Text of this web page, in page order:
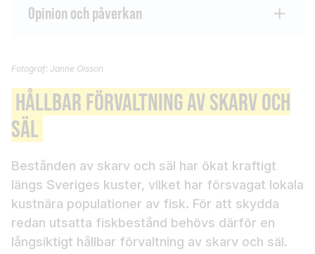
Opinion och påverkan
Fotograf: Janne Olsson
HÅLLBAR FÖRVALTNING AV SKARV OCH
SÄL
Bestånden av skarv och säl har ökat kraftigt
längs Sveriges kuster, vilket har försvagat lokala
kustnära populationer av fisk. För att skydda
redan utsatta fiskbestånd behövs därför en
långsiktigt hållbar förvaltning av skarv och säl.